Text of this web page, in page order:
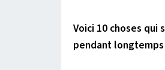
Voici 10 choses
pendant longtemps